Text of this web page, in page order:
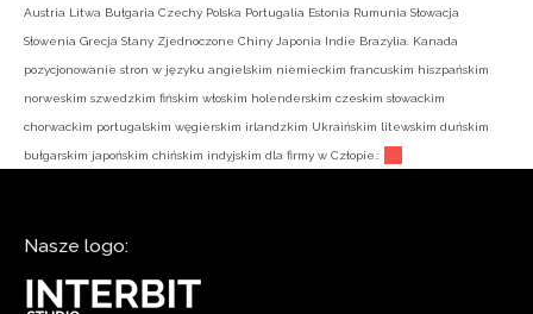
Austria Litwa Bułgaria Czechy Polska Portugalia Estonia Rumunia Słowacja
Słowenia Grecja Stany Zjednoczone Chiny Japonia Indie Brazylia. Kanada
pozycjonowanie stron w języku angielskim niemieckim francuskim hiszpańskim
norweskim szwedzkim fińskim włoskim holenderskim czeskim słowackim
chorwackim portugalskim węgierskim irlandzkim Ukraińskim litewskim duńskim
bułgarskim japońskim chińskim indyjskim dla firmy w Człopie.:
Nasze logo: